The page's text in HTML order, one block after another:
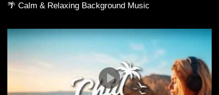
🌴 Calm & Relaxing Background Music